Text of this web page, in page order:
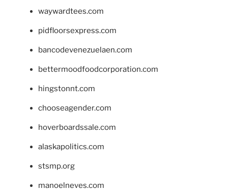
waywardtees.com
pidfloorsexpress.com
bancodevenezuelaen.com
bettermoodfoodcorporation.com
hingstonnt.com
chooseagender.com
hoverboardssale.com
alaskapolitics.com
stsmp.org
manoelneves.com